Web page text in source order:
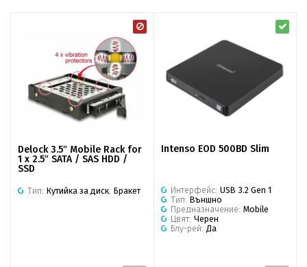
Delock 3.5″ Mobile Rack for
1 x 2.5″ SATA / SAS HDD /
SSD
Тип: Кутийка за диск Бракет
Intenso EOD 500BD Slim
Интерфейс: USB 3.2 Gen 1
Тип: Външно
Предназначение: Mobile
Цвят: Черен
Блу-рей: Да